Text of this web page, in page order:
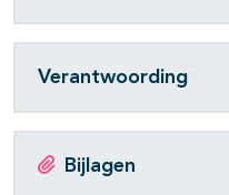
Verantwoording
Bijlagen